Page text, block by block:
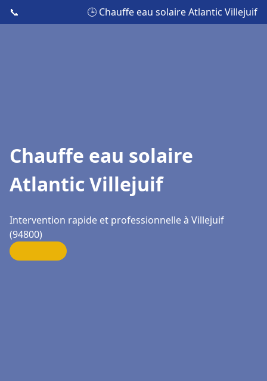
📞 🕒 Chauffe eau solaire Atlantic Villejuif
Chauffe eau solaire
Atlantic Villejuif
Intervention rapide et professionnelle à Villejuif
(94800)